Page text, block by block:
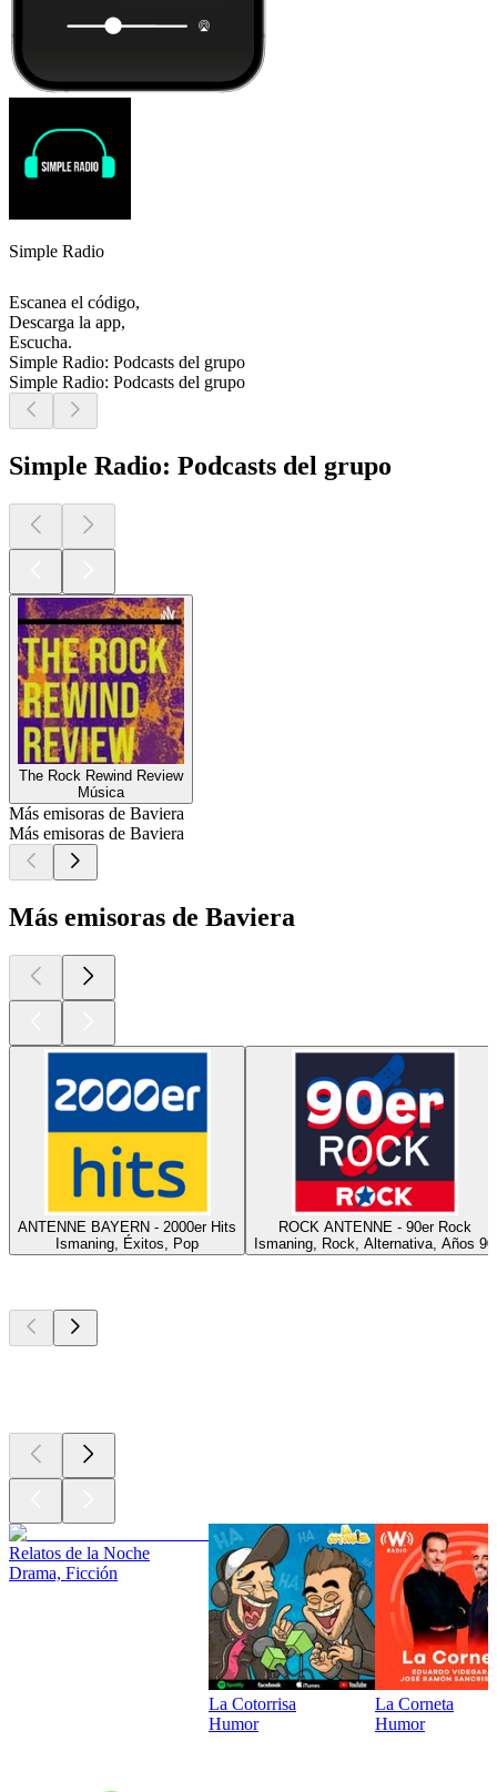
Simple Radio
Escanea el código,
Descarga la app,
Escucha.
Simple Radio: Podcasts del grupo
Simple Radio: Podcasts del grupo
Simple Radio: Podcasts del grupo
The Rock Rewind Review
Música
Más emisoras de Baviera
Más emisoras de Baviera
Más emisoras de Baviera
ANTENNE BAYERN - 2000er Hits
Ismaning, Éxitos, Pop
ROCK ANTENNE - 90er Rock
Ismaning, Rock, Alternativa, Años 90
Relatos de la Noche
Drama, Ficción
La Cotorrisa
Humor
La Corneta
Humor